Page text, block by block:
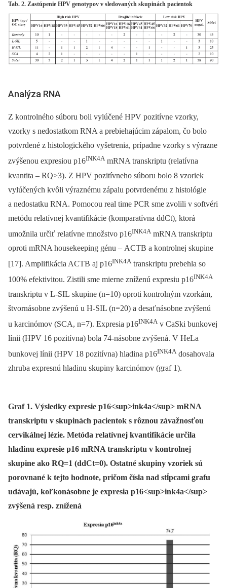
Tab. 2. Zastúpenie HPV genotypov v sledovaných skupinách pacientok
Analýza RNA
Z kontrolného súboru boli vylúčené HPV pozitívne vzorky,
vzorky s nedostatkom RNA a prebiehajúcim zápalom, čo bolo
potvrdené z histologického vyšetrenia, prípadne vzorky s výrazne
zvýšenou expresiou p16INK4A mRNA transkriptu (relatívna
kvantita –⁠ RQ>3). Z HPV pozitívneho súboru bolo 8 vzoriek
vylúčených kvôli výraznému zápalu potvrdenému z histológie
a nedostatku RNA. Pomocou real time PCR sme zvolili v softvéri
metódu relatívnej kvantifikácie (komparatívna ddCt), ktorá
umožnila určiť relatívne množstvo p16INK4A mRNA transkriptu
oproti mRNA housekeeping génu –⁠ ACTB a kontrolnej skupine
[17]. Amplifikácia ACTB aj p16INK4A transkriptu prebehla so
100% efektivitou. Zistili sme mierne zníženú expresiu p16INK4A
transkriptu v L-SIL skupine (n=10) oproti kontrolným vzorkám,
štvornásobne zvýšenú u H-SIL (n=20) a desaťnásobne zvýšenú
u karcinómov (SCA, n=7). Expresia p16INK4A v CaSki bunkovej
línii (HPV 16 pozitívna) bola 74-násobne zvýšená. V HeLa
bunkovej línii (HPV 18 pozitívna) hladina p16INK4A dosahovala
zhruba expresnú hladinu skupiny karcinómov (graf 1).
Graf 1. Výsledky expresie p16<sup>ink4a</sup> mRNA
transkriptu v skupinách pacientok s rôznou závažnosťou
cervikálnej lézie. Metóda relatívnej kvantifikácie určila
hladinu expresie p16 mRNA transkriptu v kontrolnej
skupine ako RQ=1 (ddCt=0). Ostatné skupiny vzoriek sú
porovnané k tejto hodnote, pričom čísla nad stĺpcami grafu
udávajú, koľkonásobne je expresia p16<sup>ink4a</sup>
zvýšená resp. znížená